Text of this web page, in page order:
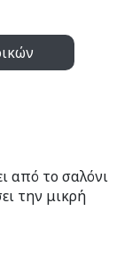
από το σαλόνι
την μικρή